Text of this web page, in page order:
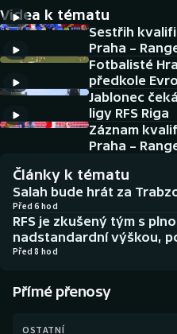
Cyklistika
DALŠÍ SPORTY
Americký fotbal
Baseball a softbal
Basketbal
Biatlon
Box
NEPŘEHLÉDNĚTE
Historické návraty
Aplikace ČT sport
Videa k tématu
Sestřih
Praha –
Fotbalisté
předkole
Jablonec
ligy RFS Riga
Záznam
Praha –
Články k tématu
Salah bude hrát za
Před 6 hod
RFS je zkušený tým s
nadstandardní výškou,
Před 8 hod
Přímé přenosy
OSTATNÍ